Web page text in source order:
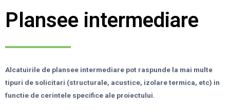
Plansee intermediare
Alcatuirile de plansee intermediare pot raspunde la mai multe
tipuri de solicitari (structurale, acustice, izolare termica, etc) in
functie de cerintele specifice ale proiectului.